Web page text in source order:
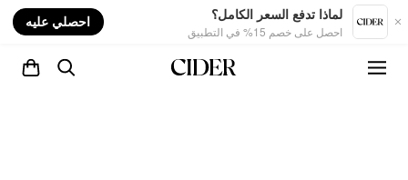
لماذا تدفع السعر الكامل؟
احصل على خصم 15% في التطبيق
احصلي عليه